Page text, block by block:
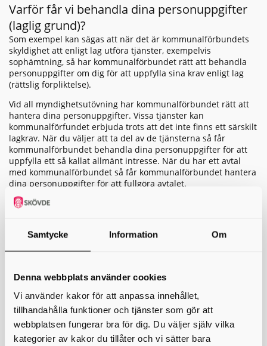
Samtycke Information Om
Denna webbplats använder cookies
Vi använder kakor för att anpassa innehållet,
tillhandahålla funktioner och tjänster som gör att
webbplatsen fungerar bra för dig. Du väljer själv vilka
kategorier av kakor du tillåter och vi sätter bara
Varför får vi behandla dina personuppgifter
(laglig grund)?
Som exempel kan sägas att när det är kommunalförbundets
skyldighet att enligt lag utföra tjänster, exempelvis
sophämtning, så har kommunalförbundet rätt att behandla
personuppgifter om dig för att uppfylla sina krav enligt lag
(rättslig förpliktelse).
Vid all myndighetsutövning har kommunalförbundet rätt att
hantera dina personuppgifter. Vissa tjänster kan
kommunalförfundet erbjuda trots att det inte finns ett särskilt
lagkrav. När du väljer att ta del av de tjänsterna så får
kommunalförbundet behandla dina personuppgifter för att
uppfylla ett så kallat allmänt intresse. När du har ett avtal
med kommunalförbundet så får kommunalförbundet hantera
dina personuppgifter för att fullgöra avtalet.
Någon av dessa grunder måste föreligga
Den registrerade har lämnat sitt samtycke till att dennes
personuppgifter behandlas för ett eller flera specifika
Behandlingen är nödvändig för att fullgöra ett avtal i vilket
begäran av den registrerade innan ett sådant avtal ingås.
Behandlingen är nödvändig för att fullgöra en rättslig
förpliktelse som åvilar den personuppgiftsansvarige.
Behandlingen är nödvändig för att skydda intressen som